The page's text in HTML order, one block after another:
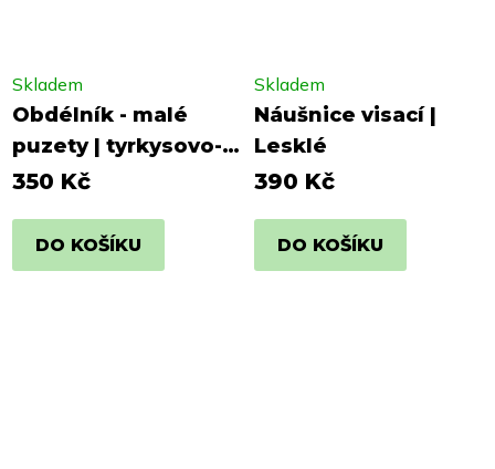
Obdélník - malé
puzety | tyrkysovo-
bílá
Skladem
350 Kč
DO KOŠÍKU
Náušnice visací |
Lesklé
Skladem
390 Kč
DO KOŠÍKU